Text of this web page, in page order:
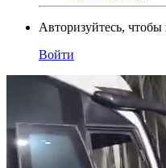
Авторизуйтесь, чтобы
Войти